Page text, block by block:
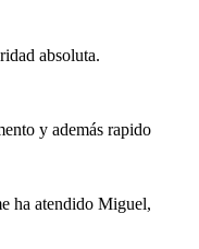
absoluta.
y además rapido
ha atendido Miguel,